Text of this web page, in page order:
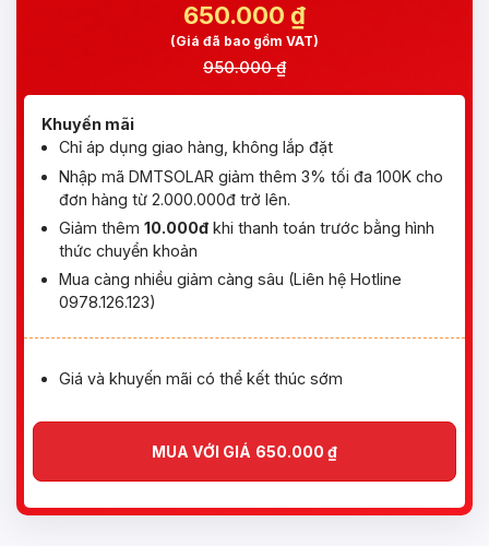
650.000 ₫
(Giá đã bao gồm VAT)
950.000 ₫
Khuyến mãi
Chỉ áp dụng giao hàng, không lắp đặt
Nhập mã DMTSOLAR giảm thêm 3% tối đa 100K cho
đơn hàng từ 2.000.000đ trở lên.
Giảm thêm 10.000đ khi thanh toán trước bằng hình
thức chuyển khoản
Mua càng nhiều giảm càng sâu (Liên hệ Hotline
0978.126.123)
Giá và khuyến mãi có thể kết thúc sớm
MUA VỚI GIÁ 650.000 ₫